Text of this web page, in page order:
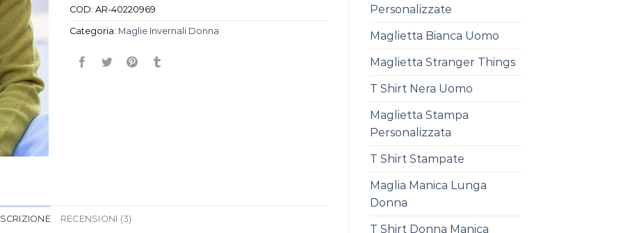
Personalizzate
Maglietta Bianca Uomo
Maglietta Stranger Things
T Shirt Nera Uomo
Maglietta Stampa
Personalizzata
T Shirt Stampate
Maglia Manica Lunga
Donna
T Shirt Donna Manica
COD: AR-40220969
Categoria: Maglie Invernali Donna
RECENSIONI (3)